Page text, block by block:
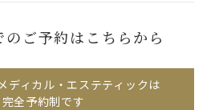
のご予約はこちらから
ディカル・エステティックは
完全予約制です